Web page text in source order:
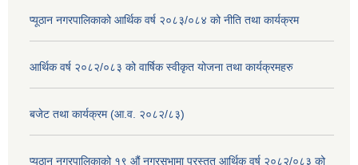
प्यूठान नगरपालिकाको आर्थिक वर्ष २०८३/०८४ को नीति तथा कार्यक्रम
आर्थिक वर्ष २०८२/०८३ को वार्षिक स्वीकृत योजना तथा कार्यक्रमहरु
बजेट तथा कार्यक्रम (आ.व. २०८२/८३)
प्यूठान नगरपालिकाको १९ औं नगरसभामा प्रस्तुत आर्थिक वर्ष २०८२/०८३ को